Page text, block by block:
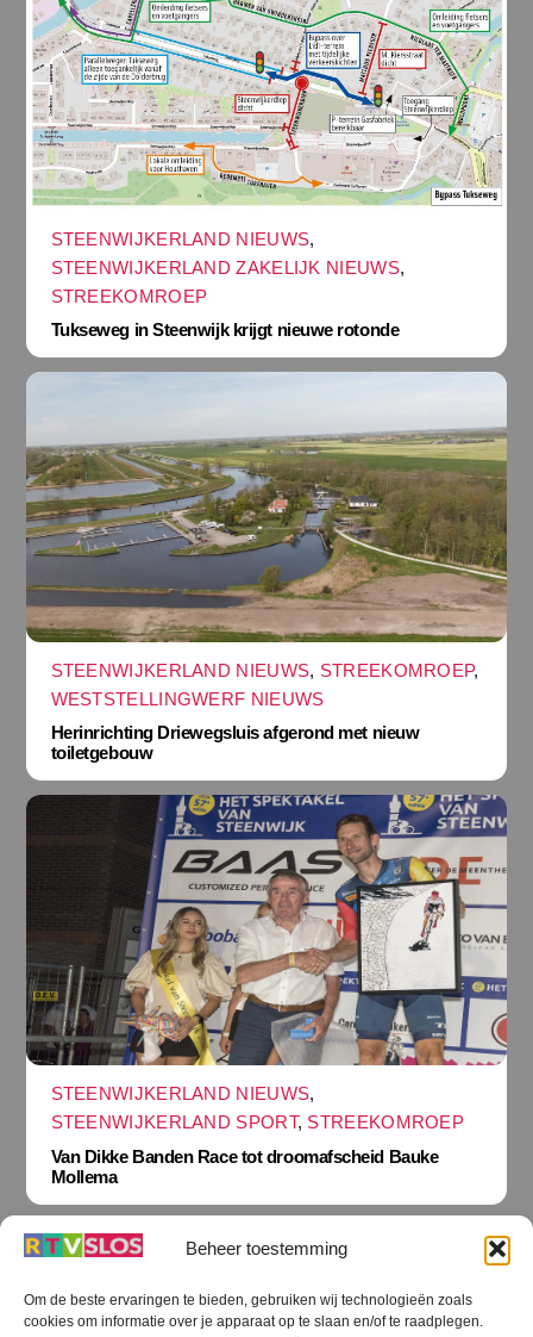
Beheer toestemming
Om de beste ervaringen te bieden, gebruiken wij technologieën zoals
cookies om informatie over je apparaat op te slaan en/of te raadplegen.
STEENWIJKERLAND NIEUWS,
STEENWIJKERLAND ZAKELIJK NIEUWS,
STREEKOMROEP
Tukseweg in Steenwijk krijgt nieuwe rotonde
STEENWIJKERLAND NIEUWS, STREEKOMROEP,
WESTSTELLINGWERF NIEUWS
Herinrichting Driewegsluis afgerond met nieuw
toiletgebouw
STEENWIJKERLAND NIEUWS,
STEENWIJKERLAND SPORT, STREEKOMROEP
Van Dikke Banden Race tot droomafscheid Bauke
Mollema
Terug